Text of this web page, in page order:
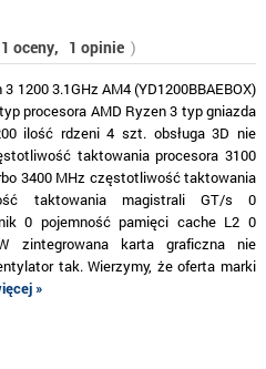
1 oceny, 1 opinie )
1200 3.1GHz AM4 (YD1200BBAEBOX)
procesora AMD Ryzen 3 typ gniazda
ilość rdzeni 4 szt. obsługa 3D nie
taktowania procesora 3100
3400 MHz częstotliwość taktowania
taktowania magistrali GT/s 0
0 pojemność pamięci cache L2 0
zintegrowana karta graficzna nie
tak. Wierzymy, że oferta marki
»